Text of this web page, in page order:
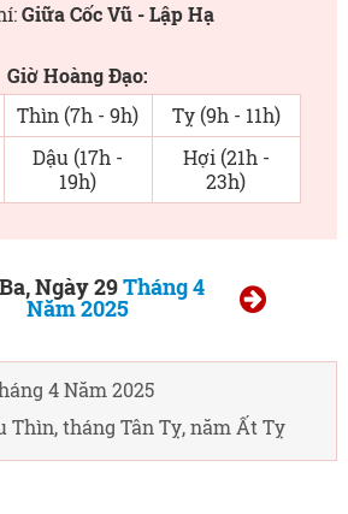
Giữa Cốc Vũ - Lập Hạ
Giờ Hoàng Đạo:
Thìn (7h - 9h)
Tỵ (9h - 11h)
Dậu (17h -
19h)
Hợi (21h -
23h)
Ngày 29Tháng 4
Năm 2025
4 Năm 2025
Thìn, tháng Tân Tỵ, năm Ất Tỵ